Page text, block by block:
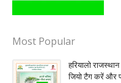
Most Popular
हरियालो
जियो टैग करें और